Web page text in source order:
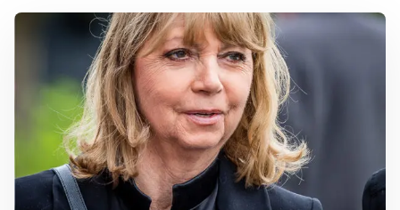
Lees meer over Eerbetoon Earth & Fire-zangeres Jerney Kaagman: